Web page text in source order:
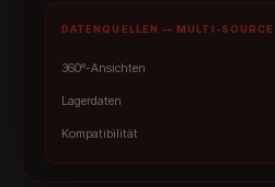
DATENQUELLEN — MULTI-
360°-Ansichten
Lagerdaten
Kompatibilität